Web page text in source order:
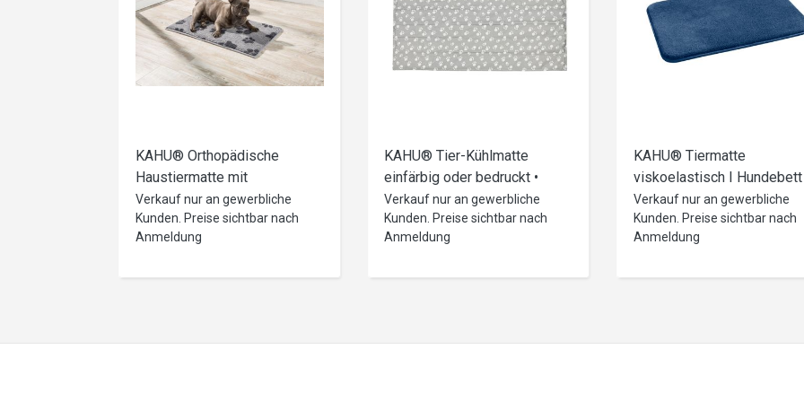
KAHU® Orthopädische
Haustiermatte mit
viskoelastische
Schaumstofffüllung
(50x80cm)
Verkauf nur an gewerbliche
Kunden. Preise sichtbar nach
Anmeldung
KAHU® Tier-Kühlmatte
einfärbig oder bedruckt •
Tiematte Pad • Gelmasse mit
starker Kühlleistung • ohne
Vorab kühlen
Verkauf nur an gewerbliche
Kunden. Preise sichtbar nach
Anmeldung
KAHU® Tiermatte
viskoelastisch I
Katzenbett I Hundematte I
waschbar I rutschfest I
50x64cm
Verkauf nur an gewerbliche
Kunden. Preise sichtbar nach
Anmeldung